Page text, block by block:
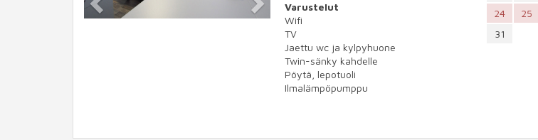
Varustelut
Wifi
TV
Jaettu wc ja kylpyhuone
Twin-sänky kahdelle
Pöytä, lepotuoli
Ilmalämpöpumppu
24
25
31